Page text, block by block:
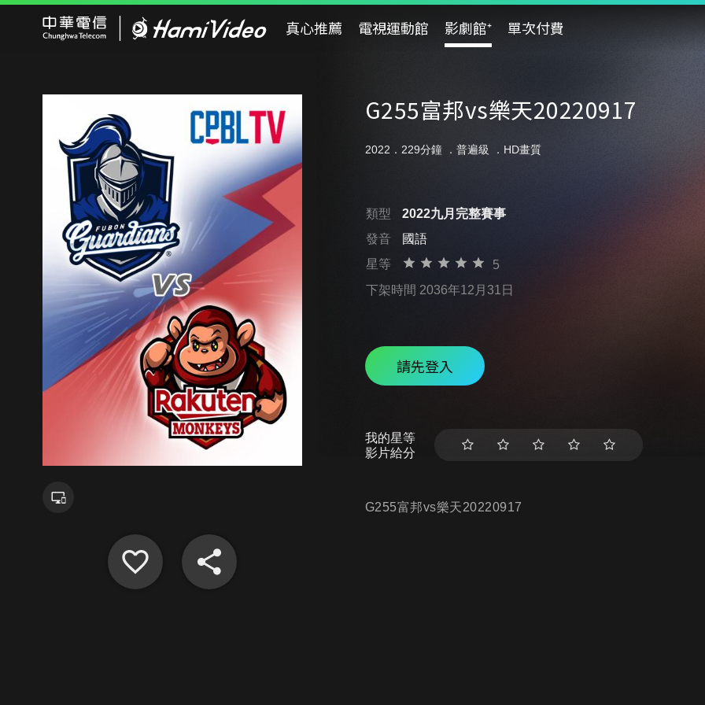
真心推薦 電視運動館 影劇館⁺ 單次付費
G255富邦vs樂天20220917
2022．229分鐘 ． 普遍級 ．HD畫質
類型
2022九月完整賽事
發音
國語
星等
5
下架時間 2036年12月31日
請先登入
我的星等
影片給分
G255富邦vs樂天20220917